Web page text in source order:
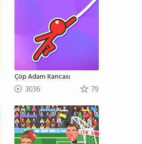
Çöp Adam Kancası
3036 79